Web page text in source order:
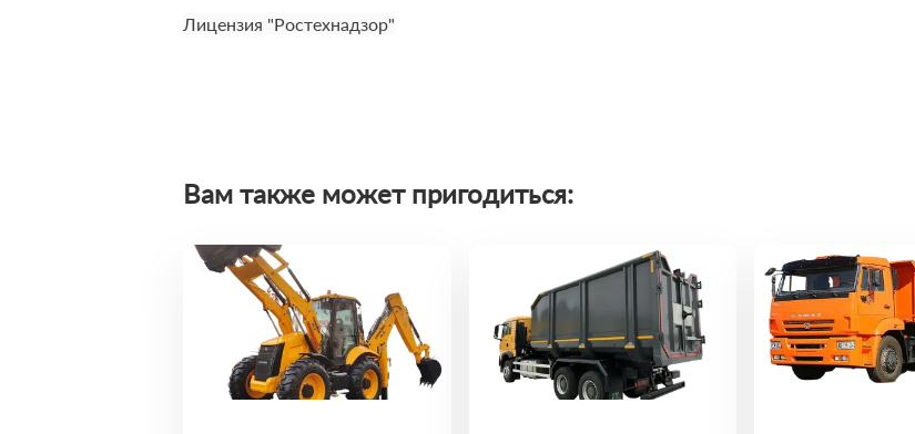
Лицензия "Ростехнадзор"
Вам также может пригодиться: